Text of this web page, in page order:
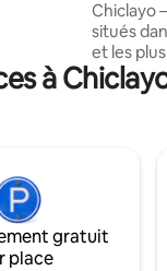
Chiclayo
situés
et les
Plaza et
au Wi-Fi,
cuisine équipée et la vaisselle complète.
Nous
à
gratuit
place